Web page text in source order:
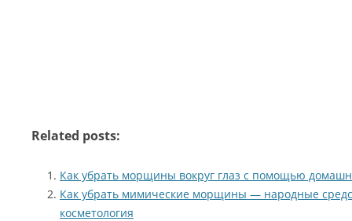
Related posts:
Как убрать морщины вокруг глаз с помощью
Как убрать мимические морщины — народные
косметология